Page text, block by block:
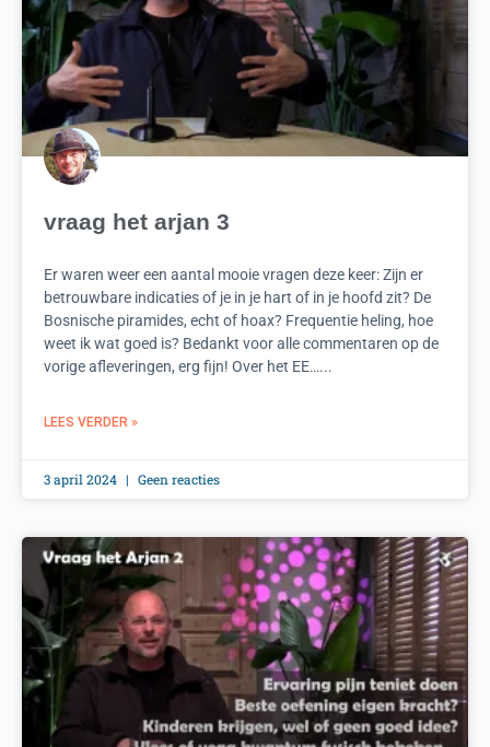
vraag het arjan 3
Er waren weer een aantal mooie vragen deze keer: Zijn er
betrouwbare indicaties of je in je hart of in je hoofd zit? De
Bosnische piramides, echt of hoax? Frequentie heling, hoe
weet ik wat goed is? Bedankt voor alle commentaren op de
vorige afleveringen, erg fijn! Over het EE…...
LEES VERDER »
3 april 2024 Geen reacties